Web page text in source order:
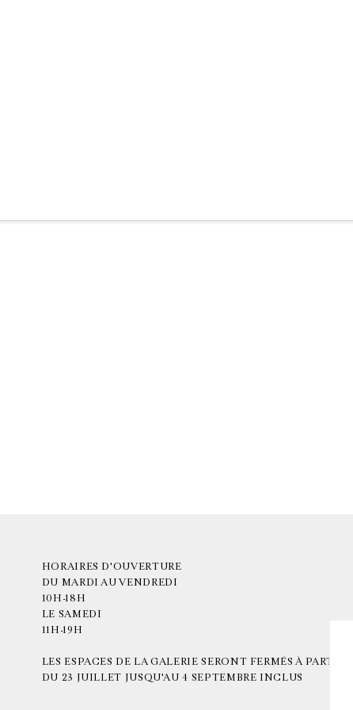
HORAIRES D'OUVERTURE
DU MARDI AU VENDREDI
10H-18H
LE SAMEDI
11H-19H
LES ESPACES DE LA GALERIE SERONT FERMÉS À PARTIR
DU 23 JUILLET JUSQU'AU 4 SEPTEMBRE INCLUS